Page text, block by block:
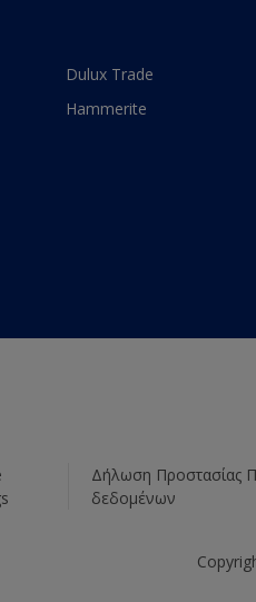
Dulux Trade
Hammerite
Δήλωση Προστασίας
δεδομένων